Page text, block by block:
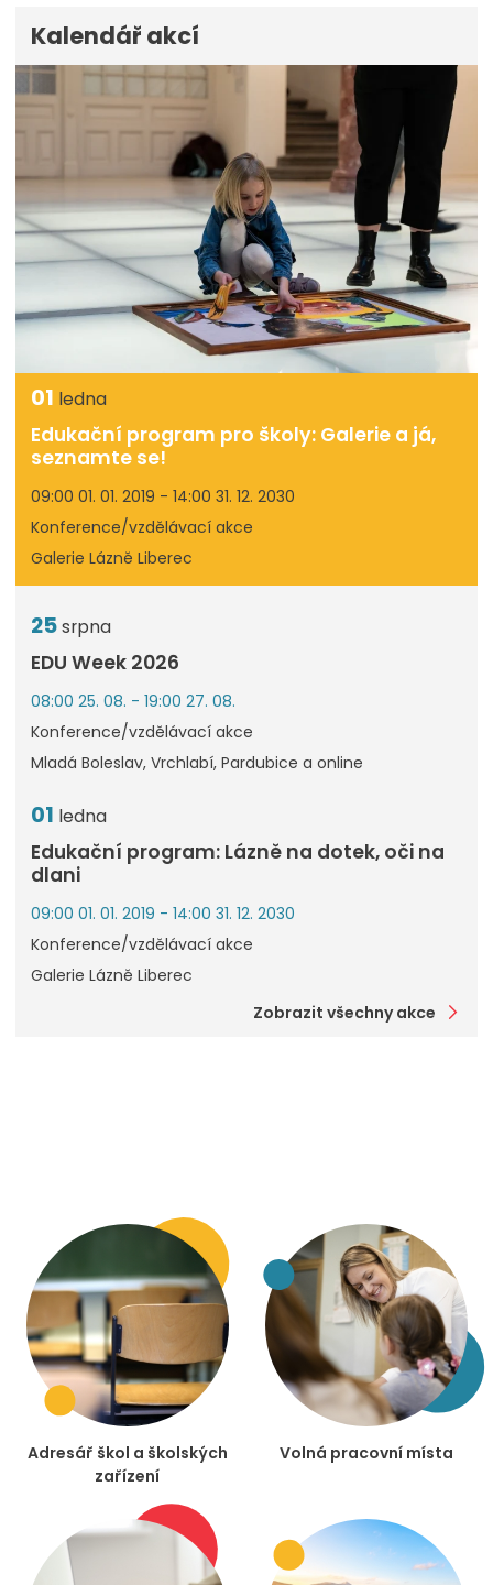
Kalendář akcí
01 ledna
Edukační program pro školy: Galerie a já,
seznamte se!
09:00 01. 01. 2019 - 14:00 31. 12. 2030
Konference/vzdělávací akce
Galerie Lázně Liberec
25srpna
EDU Week 2026
08:00 25. 08. - 19:00 27. 08.
Konference/vzdělávací akce
Mladá Boleslav, Vrchlabí, Pardubice a online
01 ledna
Edukační program: Lázně na dotek, oči na
dlani
09:00 01. 01. 2019 - 14:00 31. 12. 2030
Konference/vzdělávací akce
Galerie Lázně Liberec
Zobrazit všechny akce
Adresář škol a školských
zařízení
Volná pracovní místa